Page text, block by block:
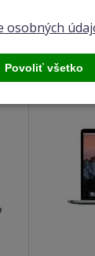
Použité
osobných
Povoliť všetko